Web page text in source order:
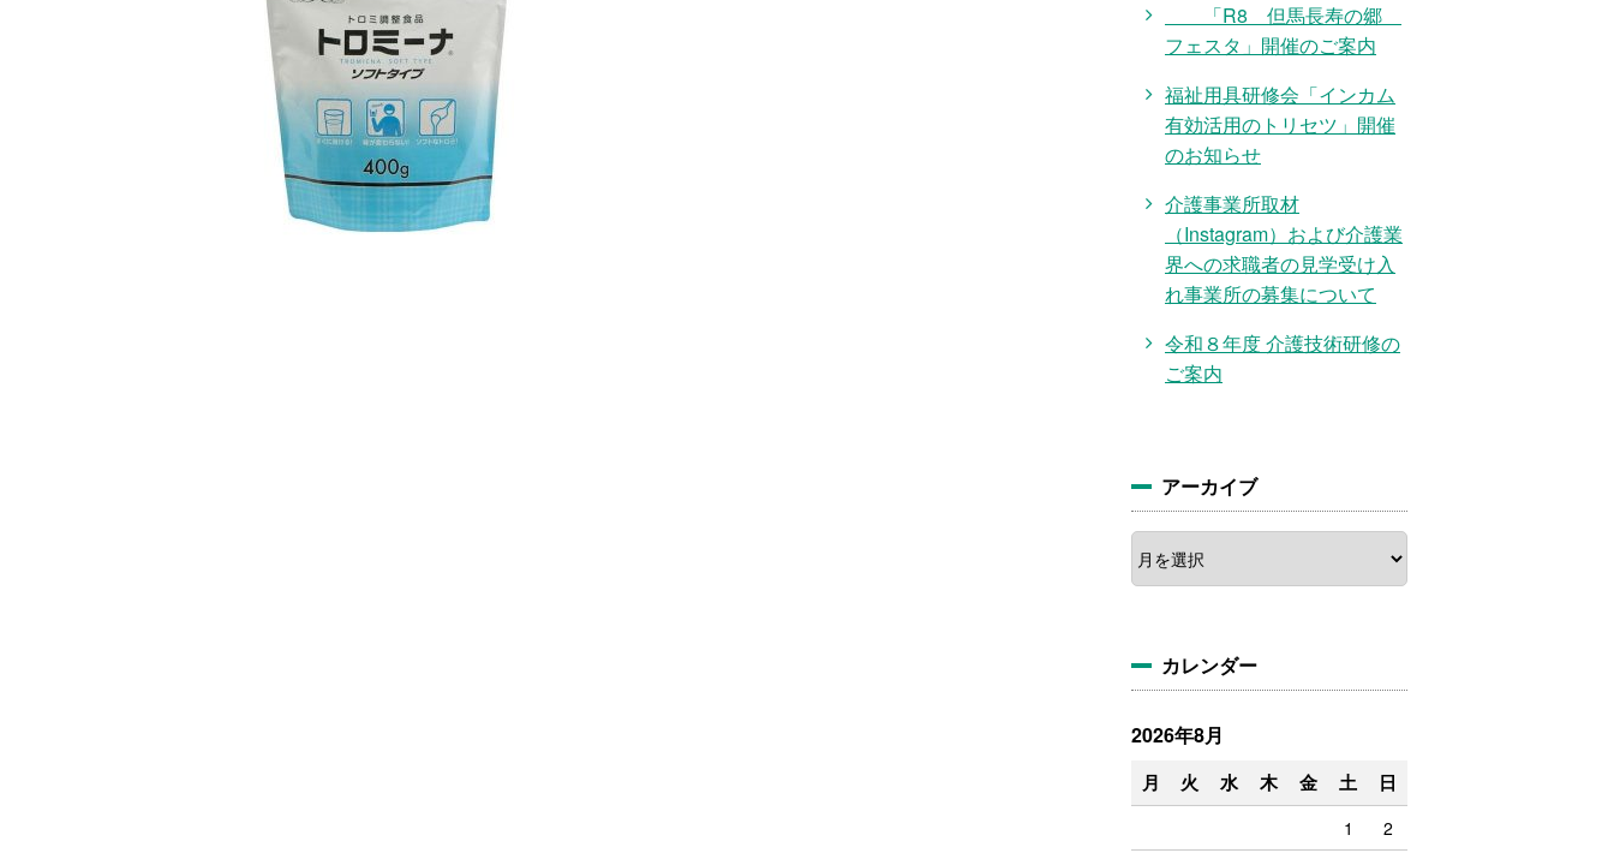
「R8 但馬長寿の郷
フェスタ」開催のご案内
福祉用具研修会「インカム
有効活用のトリセツ」開催
のお知らせ
介護事業所取材
（Instagram）および介護業
界への求職者の見学受け入
れ事業所の募集について
令和８年度 介護技術研修の
ご案内
アーカイブ
ア
ー
カ
カレンダー
2026年8月
月 火 水 木 金 土 日
1
2